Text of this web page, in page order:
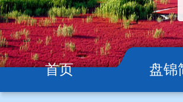
首页 盘锦